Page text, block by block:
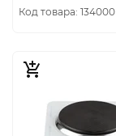
Код товара: 134000